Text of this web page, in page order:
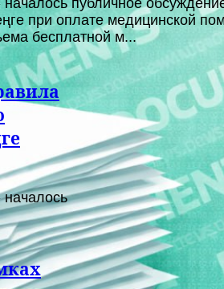
публичное
при оплате медицинской
бесплатной м...